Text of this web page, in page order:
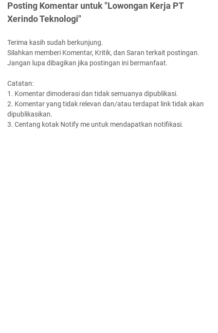
Posting Komentar untuk "Lowongan Kerja PT
Xerindo Teknologi"
Terima kasih sudah berkunjung.
Silahkan memberi Komentar, Kritik, dan Saran terkait postingan.
Jangan lupa dibagikan jika postingan ini bermanfaat.
Catatan:
1. Komentar dimoderasi dan tidak semuanya dipublikasi.
2. Komentar yang tidak relevan dan/atau terdapat link tidak akan
dipublikasikan.
3. Centang kotak Notify me untuk mendapatkan notifikasi.